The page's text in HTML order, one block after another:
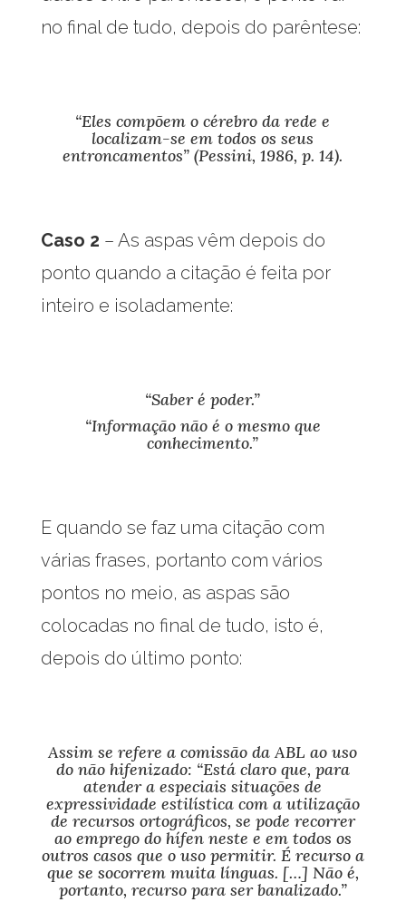
no final de tudo, depois do parêntese:
“Eles compõem o cérebro da rede e
localizam-se em todos os seus
entroncamentos” (Pessini, 1986, p. 14).
Caso 2 – As aspas vêm depois do
ponto quando a citação é feita por
inteiro e isoladamente:
“Saber é poder.”
“Informação não é o mesmo que
conhecimento.”
E quando se faz uma citação com
várias frases, portanto com vários
pontos no meio, as aspas são
colocadas no final de tudo, isto é,
depois do último ponto:
Assim se refere a comissão da ABL ao uso
do não hifenizado: “Está claro que, para
atender a especiais situações de
expressividade estilística com a utilização
de recursos ortográficos, se pode recorrer
ao emprego do hífen neste e em todos os
outros casos que o uso permitir. É recurso a
que se socorrem muita línguas. […] Não é,
portanto, recurso para ser banalizado.”